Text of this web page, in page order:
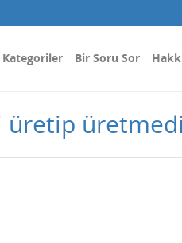
Kategoriler Bir Soru Sor
üretip